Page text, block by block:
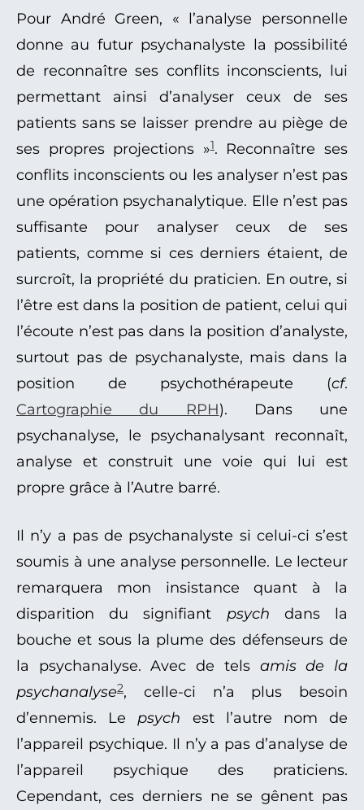
Pour André Green, « l’analyse personnelle
donne au futur psychanalyste la possibilité
de reconnaître ses conflits inconscients, lui
permettant ainsi d’analyser ceux de ses
patients sans se laisser prendre au piège de
ses propres projections »1. Reconnaître ses
conflits inconscients ou les analyser n’est pas
une opération psychanalytique. Elle n’est pas
suffisante pour analyser ceux de ses
patients, comme si ces derniers étaient, de
surcroît, la propriété du praticien. En outre, si
l’être est dans la position de patient, celui qui
l’écoute n’est pas dans la position d’analyste,
surtout pas de psychanalyste, mais dans la
position de psychothérapeute (cf.
Cartographie du RPH). Dans une
psychanalyse, le psychanalysant reconnaît,
analyse et construit une voie qui lui est
propre grâce à l’Autre barré.
Il n’y a pas de psychanalyste si celui-ci s’est
soumis à une analyse personnelle. Le lecteur
remarquera mon insistance quant à la
disparition du signifiant psych dans la
bouche et sous la plume des défenseurs de
la psychanalyse. Avec de tels amis de la
psychanalyse2, celle-ci n’a plus besoin
d’ennemis. Lepsych est l’autre nom de
l’appareil psychique. Il n’y a pas d’analyse de
l’appareil psychique des praticiens.
Cependant, ces derniers ne se gênent pas